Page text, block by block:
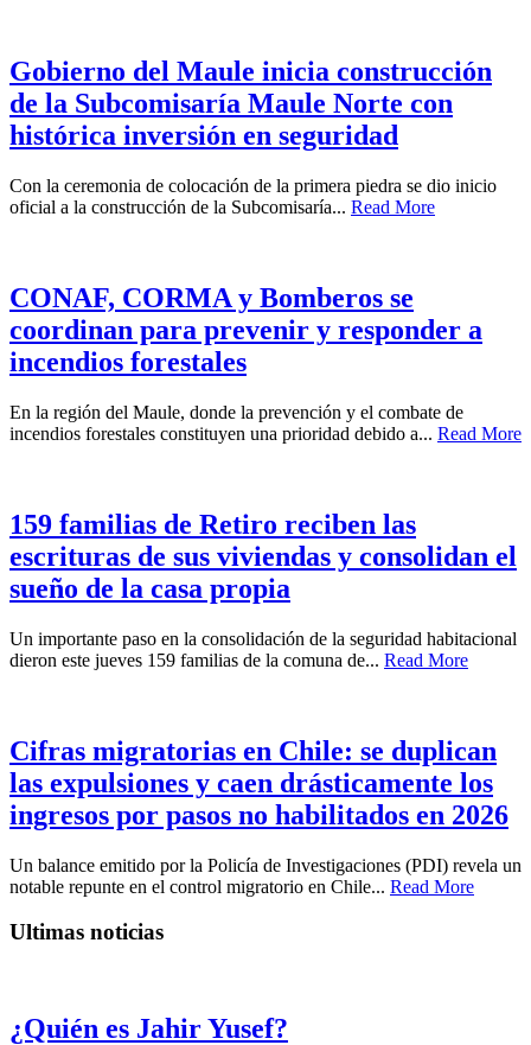
Gobierno del Maule inicia construcción
de la Subcomisaría Maule Norte con
histórica inversión en seguridad
Con la ceremonia de colocación de la primera piedra se dio inicio
oficial a la construcción de la Subcomisaría... Read More
CONAF, CORMA y Bomberos se
coordinan para prevenir y responder a
incendios forestales
En la región del Maule, donde la prevención y el combate de
incendios forestales constituyen una prioridad debido a... Read More
159 familias de Retiro reciben las
escrituras de sus viviendas y consolidan el
sueño de la casa propia
Un importante paso en la consolidación de la seguridad habitacional
dieron este jueves 159 familias de la comuna de... Read More
Cifras migratorias en Chile: se duplican
las expulsiones y caen drásticamente los
ingresos por pasos no habilitados en 2026
Un balance emitido por la Policía de Investigaciones (PDI) revela un
notable repunte en el control migratorio en Chile... Read More
Ultimas noticias
¿Quién es Jahir Yusef?